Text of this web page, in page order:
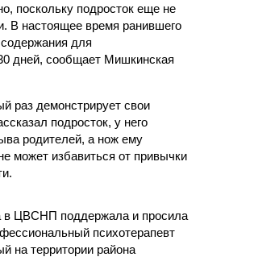
поскольку подросток еще не
В настоящее время ранившего
для
дней, сообщает Мишкинская
раз демонстрирует свои
подросток, у него
родителей, а нож ему
может избавиться от привычки
в ЦВСНП поддержала и просила
психотерапевт
на территории района